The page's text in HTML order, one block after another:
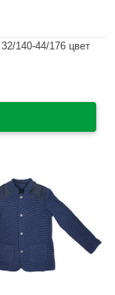
140-44/176 цвет